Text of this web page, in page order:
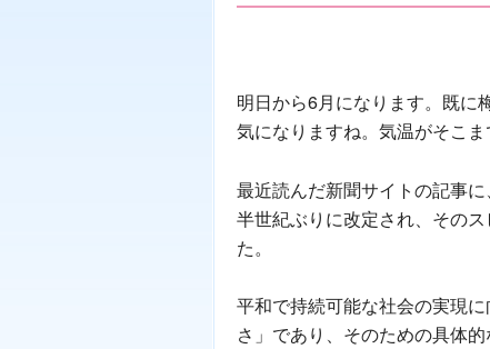
明日から6月になります。既に
気になりますね。気温がそこ
最近読んだ新聞サイトの記事
半世紀ぶりに改定され、その
た。
平和で持続可能な社会の実現
さ」であり、そのための具体